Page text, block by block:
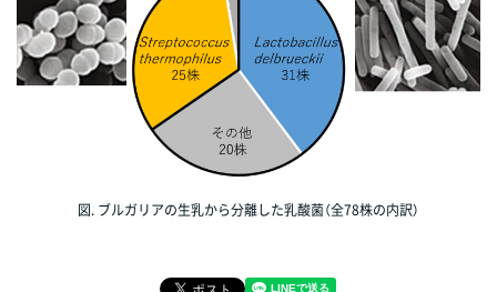
図. ブルガリアの生乳から分離した乳酸菌（全78株の内訳）